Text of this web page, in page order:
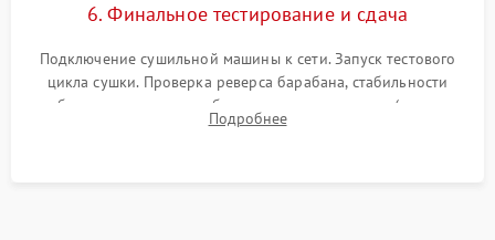
6. Финальное тестирование и сдача
Подключение сушильной машины к сети. Запуск тестового
цикла сушки. Проверка реверса барабана, стабильности
набора температуры, работы дренажного насоса (откачка
конденсата) и отсутствия посторонних скрипов, стуков или
Подробнее